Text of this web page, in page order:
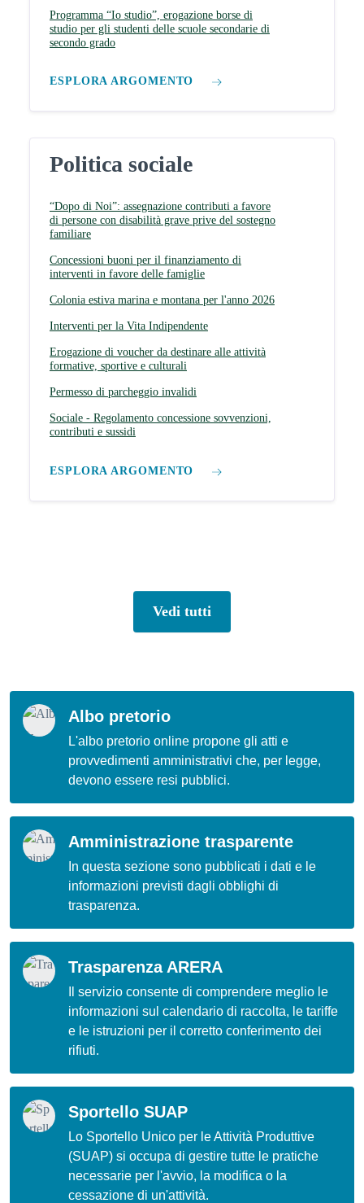
Programma “Io studio”, erogazione borse di
studio per gli studenti delle scuole secondarie di
secondo grado
ESPLORA ARGOMENTO
Politica sociale
“Dopo di Noi”: assegnazione contributi a favore
di persone con disabilità grave prive del sostegno
familiare
Concessioni buoni per il finanziamento di
interventi in favore delle famiglie
Colonia estiva marina e montana per l'anno 2026
Interventi per la Vita Indipendente
Erogazione di voucher da destinare alle attività
formative, sportive e culturali
Permesso di parcheggio invalidi
Sociale - Regolamento concessione sovvenzioni,
contributi e sussidi
ESPLORA ARGOMENTO
Vedi tutti
Albo pretorio
L'albo pretorio online propone gli atti e
provvedimenti amministrativi che, per legge,
devono essere resi pubblici.
Amministrazione trasparente
In questa sezione sono pubblicati i dati e le
informazioni previsti dagli obblighi di
trasparenza.
Trasparenza ARERA
Il servizio consente di comprendere meglio le
informazioni sul calendario di raccolta, le tariffe
e le istruzioni per il corretto conferimento dei
rifiuti.
Sportello SUAP
Lo Sportello Unico per le Attività Produttive
(SUAP) si occupa di gestire tutte le pratiche
necessarie per l'avvio, la modifica o la
cessazione di un'attività.